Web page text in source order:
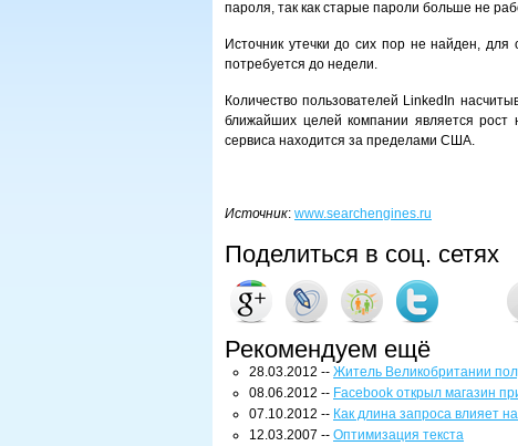
пароля, так как старые пароли больше не
Источник утечки до сих пор не найден,
потребуется до недели.
Количество пользователей LinkedIn
ближайших целей компании является
сервиса находится за пределами США.
Источник: www.searchengines.ru
Поделиться в соц. сетях
Рекомендуем ещё
28.03.2012 -- Житель Великобритании
08.06.2012 -- Facebook открыл магазин
07.10.2012 -- Как длина запроса влияет
12.03.2007 -- Оптимизация текста